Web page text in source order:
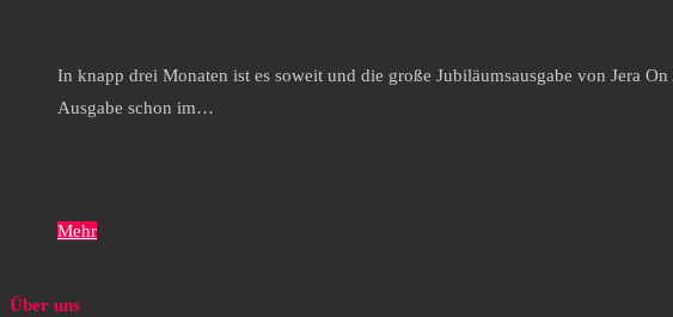
In knapp drei Monaten ist es soweit und die große Jubiläumsausgabe von Jera
Ausgabe schon im…
Mehr
Über uns